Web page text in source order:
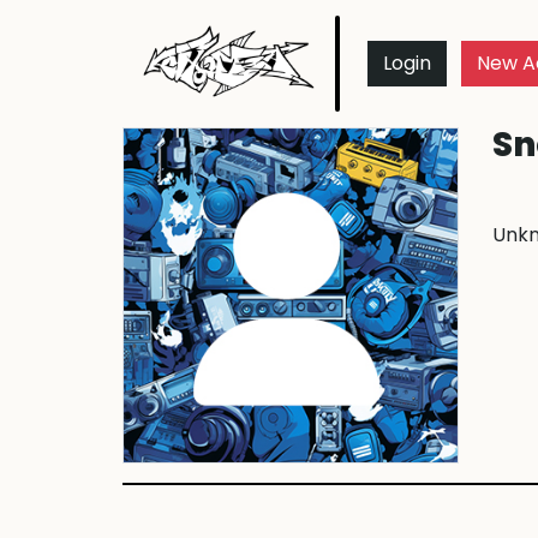
Login New